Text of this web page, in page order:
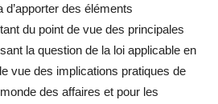
des éléments
du point de vue des principales
la question de la loi applicable en
vue des implications pratiques de
des affaires et pour les